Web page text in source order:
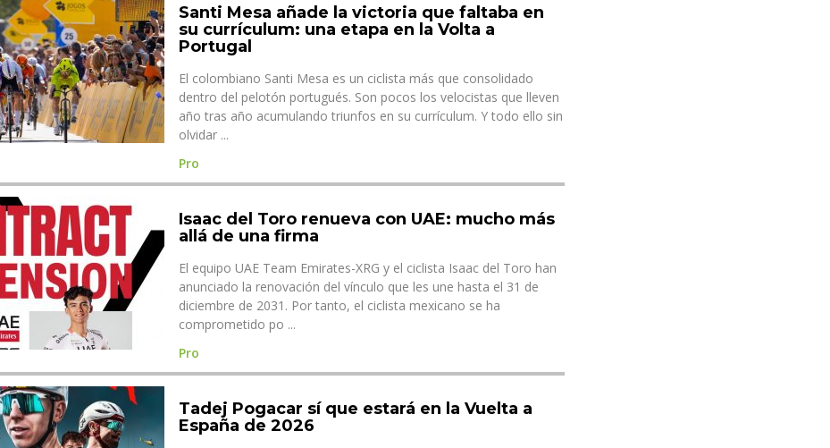
Santi Mesa añade la victoria que faltaba en
su currículum: una etapa en la Volta a
Portugal
El colombiano Santi Mesa es un ciclista más que consolidado
dentro del pelotón portugués. Son pocos los velocistas que lleven
año tras año acumulando triunfos en su currículum. Y todo ello sin
olvidar ...
Pro
Isaac del Toro renueva con UAE: mucho más
allá de una firma
El equipo UAE Team Emirates-XRG y el ciclista Isaac del Toro han
anunciado la renovación del vínculo que les une hasta el 31 de
diciembre de 2031. Por tanto, el ciclista mexicano se ha
comprometido po ...
Pro
Tadej Pogacar sí que estará en la Vuelta a
España de 2026